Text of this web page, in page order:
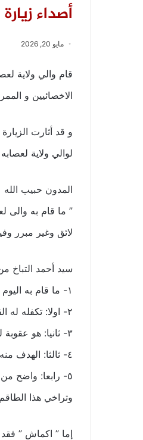
أصداء
مايو 20, 2026
قام والي ولاية
الاخصائيين و
و قد أثارت
لوالي ولاية
المدون حبيب
” ما قام به
لائق وغير مبرر
سيد أحمد التباخ
١- ما قام به اليوم والي “لعصابة” احمدو ولد اخطيرة هو عمل محترم وفي محله،
٢- اولا: تكفله له القانونين وتتيحه الصلاحيات،
٣- ثانيا: هو عقوبة للمتكاسلين والمتهاونين من الطاقم الطبي والاداري في المستشفى،
٤- ثالثا: الهدف منه هو ضمان استمرارية الخدمة في المرفق العمومي،
٥- رابعا: واضح
وتراخي هذا الطاقم
إما ” اكماش ”